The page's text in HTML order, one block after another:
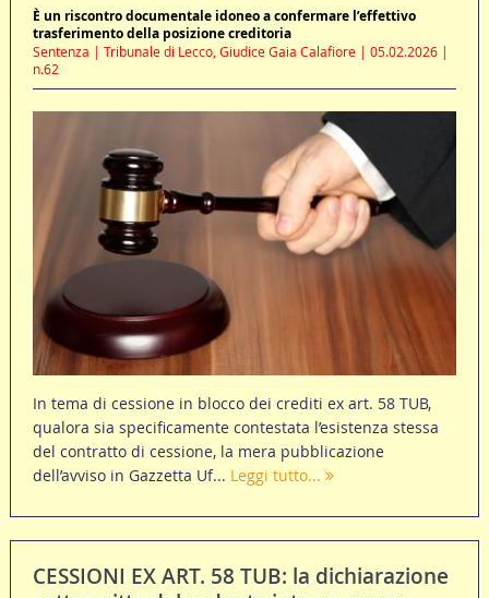
È un riscontro documentale idoneo a confermare l’effettivo
trasferimento della posizione creditoria
Sentenza | Tribunale di Lecco, Giudice Gaia Calafiore | 05.02.2026 |
n.62
In tema di cessione in blocco dei crediti ex art. 58 TUB,
qualora sia specificamente contestata l’esistenza stessa
del contratto di cessione, la mera pubblicazione
dell’avviso in Gazzetta Uf... Leggi tutto...
CESSIONI EX ART. 58 TUB: la dichiarazione